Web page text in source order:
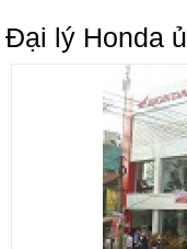
Đại lý Honda